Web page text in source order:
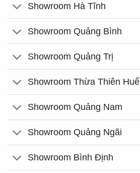
Showroom Hà Tĩnh
Showroom Quảng Bình
Showroom Quảng Trị
Showroom Thừa Thiên Huế
Showroom Quảng Nam
Showroom Quảng Ngãi
Showroom Bình Định